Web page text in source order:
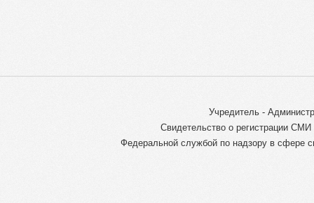
Учредитель -
Свидетельство о регистрации
Федеральной службой по надзору в сфере